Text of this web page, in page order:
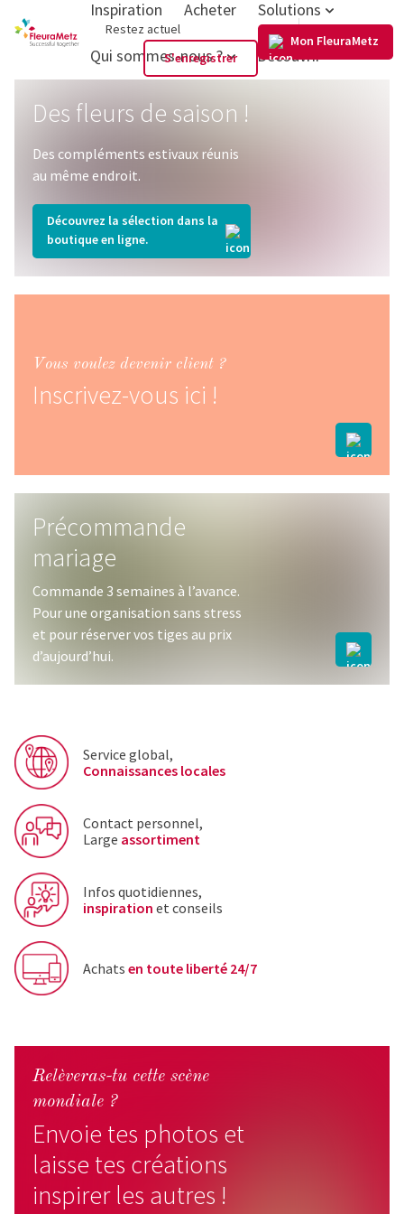
Inspiration Acheter Solutions
Qui sommes-nous ? Découvrir
S'enregistrer
Mon FleuraMetz
Restez actuel FR
Des fleurs de saison !
Des compléments estivaux réunis
au même endroit.
Découvrez la sélection dans la
boutique en ligne.
Inscrivez-vous ici !
Vous voulez devenir client ?
Précommande
mariage
Commande 3 semaines à l’avance.
Pour une organisation sans stress
et pour réserver vos tiges au prix
d’aujourd’hui.
Service global,
Connaissances locales
Contact personnel,
Large assortiment
Infos quotidiennes,
inspiration et conseils
Achats en toute liberté 24/7
Envoie tes photos et
laisse tes créations
inspirer les autres !
Relèveras-tu cette scène
mondiale ?